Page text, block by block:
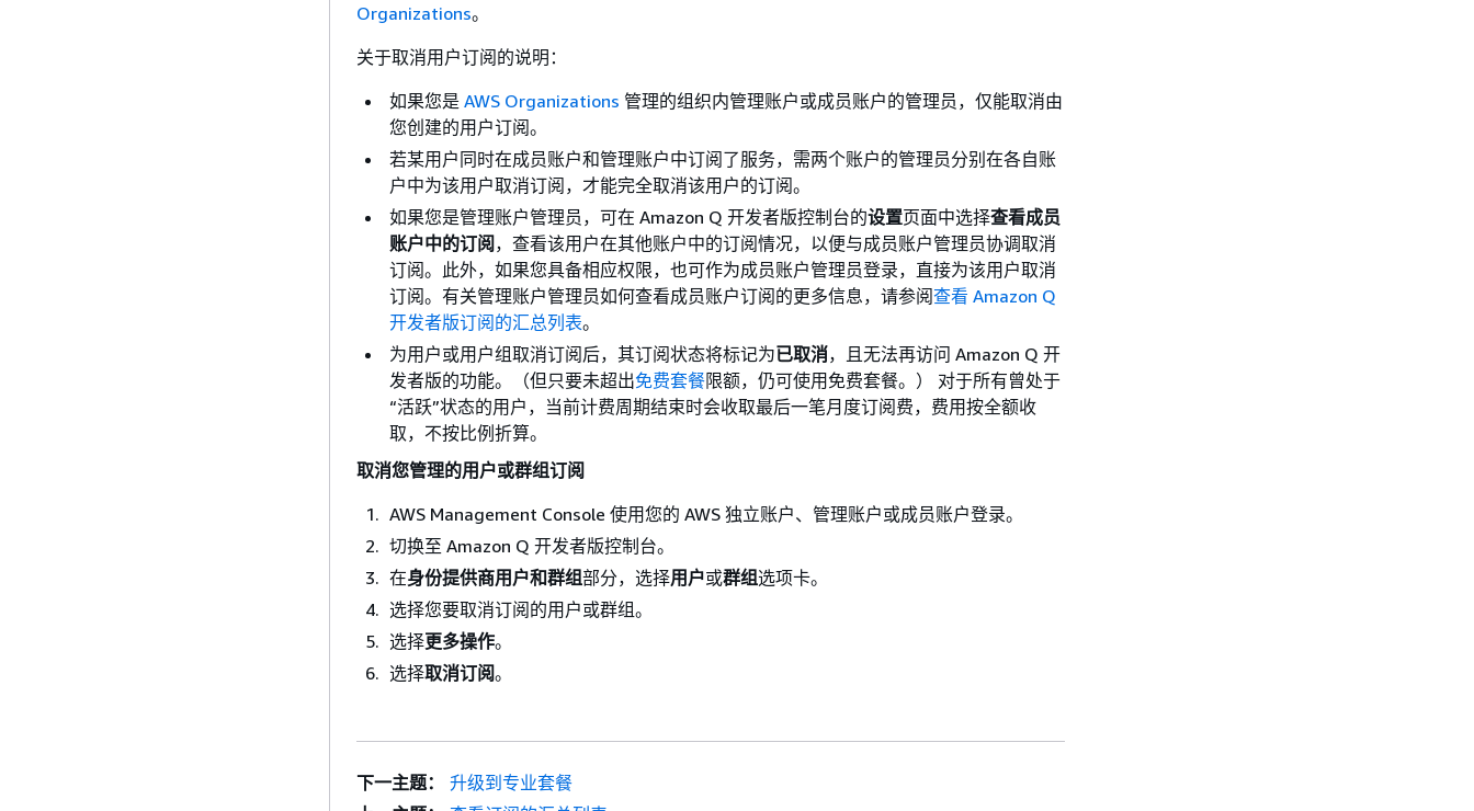
Organizations。
关于取消用户订阅的说明：
如果您是 AWS Organizations 管理的组织内管理账户或成员账户的管理员，仅能取消由
您创建的用户订阅。
若某用户同时在成员账户和管理账户中订阅了服务，需两个账户的管理员分别在各自账
户中为该用户取消订阅，才能完全取消该用户的订阅。
如果您是管理账户管理员，可在 Amazon Q 开发者版控制台的设置页面中选择查看成员
账户中的订阅 ，查看该用户在其他账户中的订阅情况，以便与成员账户管理员协调取消
订阅。此外，如果您具备相应权限，也可作为成员账户管理员登录，直接为该用户取消
订阅。有关管理账户管理员如何查看成员账户订阅的更多信息，请参阅查看 Amazon Q
开发者版订阅的汇总列表。
为用户或用户组取消订阅后，其订阅状态将标记为已取消，且无法再访问 Amazon Q 开
发者版的功能。（但只要未超出免费套餐限额，仍可使用免费套餐。） 对于所有曾处于
“活跃”状态的用户，当前计费周期结束时会收取最后一笔月度订阅费，费用按全额收
取，不按比例折算。
取消您管理的用户或群组订阅
AWS Management Console 使用您的 AWS 独立账户、管理账户或成员账户登录。
切换至 Amazon Q 开发者版控制台。
在身份提供商用户和群组部分，选择用户或群组选项卡。
选择您要取消订阅的用户或群组。
选择更多操作。
选择取消订阅。
下一主题：
升级到专业套餐